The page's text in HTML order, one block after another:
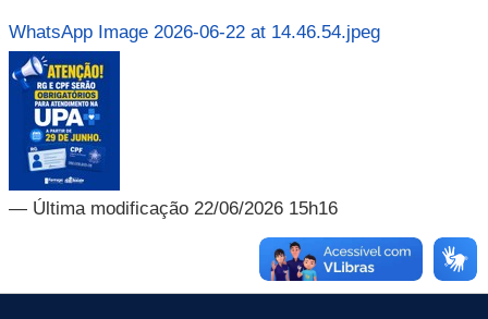
WhatsApp Image 2026-06-22 at 14.46.54.jpeg
— Última modificação 22/06/2026 15h16